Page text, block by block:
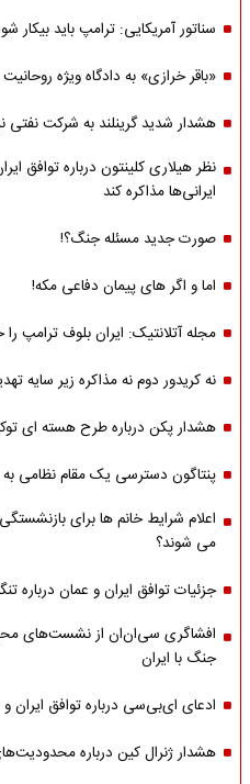
سناتور آمریکایی: ترامپ باید بیکار
«باقر خرازی» به دادگاه ویژه
هشدار شدید گرینلند به شرکت نفتی
نظر هیلاری کلینتون درباره توافق
ایرانی‌ها مذاکره کند
صورت جدید مسئله جنگ؟!
اما و اگر های پیمان دفاعی مکه!
مجله آتلانتیک: ایران بلوف ترامپ
نه کریدور دوم نه مذاکره زیر سایه
هشدار پکن درباره طرح هسته ای
پنتاگون دسترسی یک مقام نظامی به
اعلام شرایط خانم ها برای
می شوند؟
جزئیات توافق ایران و عمان درباره
افشاگری سی‌ان‌ان از نشست‌های
جنگ با ایران
ادعای ای‌بی‌سی درباره توافق ایران و عمان/
هشدار ژنرال کین درباره